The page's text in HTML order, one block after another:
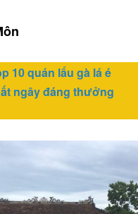
10 quán lẩu gà lá é
ngây đáng thưởng